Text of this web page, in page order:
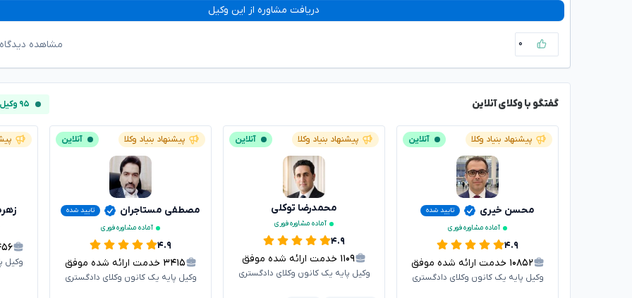
دریافت مشاوره از این وکیل
۰ مشاهده
گفتگو با وکلای آنلاین ۹۵ وکیل آنلاین
پیشنهاد بنیاد وکلا آنلاین
محسن خیری
تایید شده
آماده مشاوره فوری
۴.۹
۱۰۸۵۲ خدمت ارائه شده موفق
وکیل پایه یک کانون وکلای دادگستری
پیشنهاد بنیاد وکلا آنلاین
محمدرضا توکلی
آماده مشاوره فوری
۴.۹
۱۱۰۹ خدمت ارائه شده موفق
وکیل پایه یک کانون وکلای دادگستری
پیشنهاد بنیاد وکلا آنلاین
مصطفی مستاجران
تایید شده
آماده مشاوره فوری
۴.۹
۳۴۱۵ خدمت ارائه شده موفق
وکیل پایه یک کانون وکلای دادگستری
وکیل